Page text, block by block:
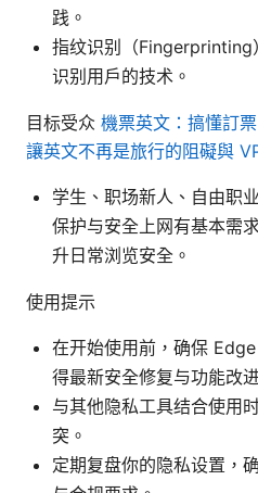
践。
指纹识别（Fingerprinting
识别用户的技术。
目标受众 機票英文：搞懂訂
讓英文不再是旅行的阻礙與
学生、职场新人、自由职
保护与安全上网有基本需
升日常浏览安全。
使用提示
在开始使用前，确保
得最新安全修复与功能改
与其他隐私工具结合使用
突。
定期复盘你的隐私设置，